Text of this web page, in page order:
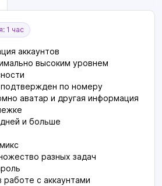
1 час
аккаунтов
высоким уровнем
по номеру
аватар и другая информация
и больше
разных задач
с аккаунтами